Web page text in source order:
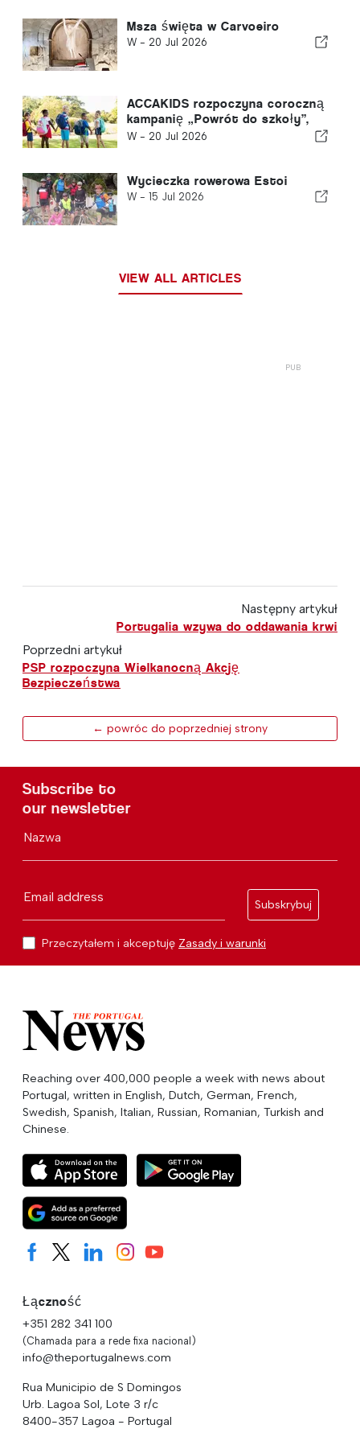
Msza święta w Carvoeiro
W - 20 Jul 2026
ACCAKIDS rozpoczyna coroczną
kampanię „Powrót do szkoły”,
aby zapewnić każdemu dziecku
W - 20 Jul 2026
Wycieczka rowerowa Estoi
W - 15 Jul 2026
VIEW ALL ARTICLES
Następny artykuł
Portugalia wzywa do oddawania krwi
Poprzedni artykuł
PSP rozpoczyna Wielkanocną Akcję
Bezpieczeństwa
← powróc do poprzedniej strony
Subscribe to
our newsletter
Nazwa
Email address
Subskrybuj
Przeczytałem i akceptuję Zasady i warunki
Reaching over 400,000 people a week with news about
Portugal, written in English, Dutch, German, French,
Swedish, Spanish, Italian, Russian, Romanian, Turkish and
Chinese.
Łączność
+351 282 341 100
(Chamada para a rede fixa nacional)
info@theportugalnews.com
Rua Municipio de S Domingos
Urb. Lagoa Sol, Lote 3 r/c
8400-357 Lagoa - Portugal